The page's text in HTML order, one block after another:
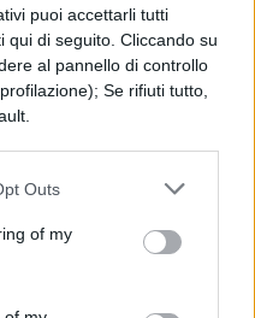
puoi accettarli tutti
qui di seguito. Cliccando su
al pannello di controllo
Se rifiuti tutto,
Outs
of my
(e ai più
per bambini e
per
e attività ludico-
partecipate.